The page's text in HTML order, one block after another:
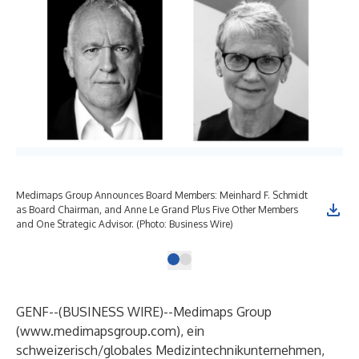
Medimaps Group Announces Board Members: Meinhard F. Schmidt
as Board Chairman, and Anne Le Grand Plus Five Other Members
and One Strategic Advisor. (Photo: Business Wire)
GENF--(BUSINESS WIRE)--Medimaps Group
(www.medimapsgroup.com), ein
schweizerisch/globales Medizintechnikunternehmen,